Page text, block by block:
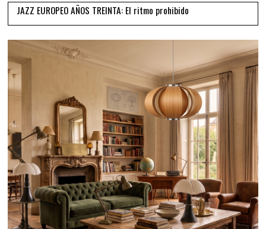
JAZZ EUROPEO AÑOS TREINTA: El ritmo prohibido